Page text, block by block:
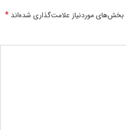
بخش‌های موردنیاز علامت‌گذاری شده‌اند *